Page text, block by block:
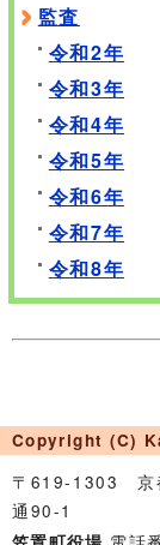
監査
令和2年
令和3年
令和4年
令和5年
令和6年
令和7年
令和8年
Copyright (C)
〒619-1303 京
通90-1